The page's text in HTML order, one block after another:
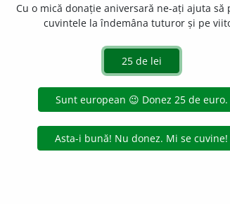
cale ferată în jud. Mehedinți: 1500 loc.;
de acțiuni
Cu o mică donație aniversară ne-ați ajuta să
cuvintele la îndemâna tuturor și pe